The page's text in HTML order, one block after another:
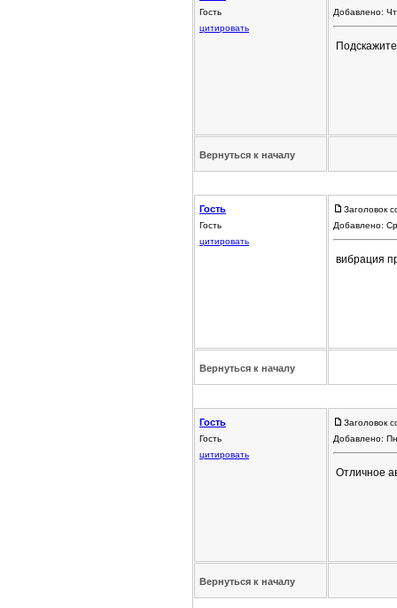
Гость
цитировать
Добавлено:
Вернуться к началу
Гость
Гость
цитировать
Заголовок
Добавлено:
вибрация
Вернуться к началу
Гость
Гость
цитировать
Заголовок
Добавлено:
Отличное
Вернуться к началу